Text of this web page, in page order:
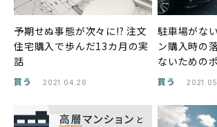
予期せぬ事態が次々に!? 注文
住宅購入で歩んだ13カ月の実
話
買う 2021.04.26
駐車場がな
ン購入時の
ないための
買う